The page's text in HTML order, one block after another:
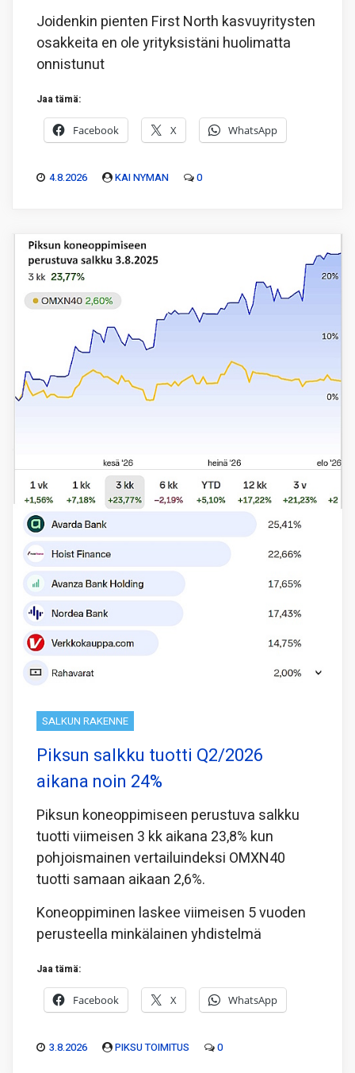
Joidenkin pienten First North kasvuyritysten
osakkeita en ole yrityksistäni huolimatta
onnistunut
Jaa tämä:
Facebook X WhatsApp
4.8.2026 KAI NYMAN 0
SALKUN RAKENNE
Piksun salkku tuotti Q2/2026
aikana noin 24%
Piksun koneoppimiseen perustuva salkku
tuotti viimeisen 3 kk aikana 23,8% kun
pohjoismainen vertailuindeksi OMXN40
tuotti samaan aikaan 2,6%.
Koneoppiminen laskee viimeisen 5 vuoden
perusteella minkälainen yhdistelmä
Jaa tämä:
Facebook X WhatsApp
3.8.2026 PIKSU TOIMITUS 0